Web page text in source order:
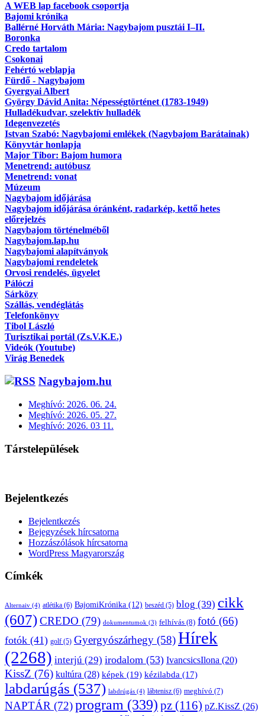
A WEB lap facebook csoportja
Bajomi krónika
Ballérné Horváth Mária: Nagybajom pusztái I–II.
Boronka
Credo tartalom
Csokonai
Fehértó weblapja
Fürdő - Nagybajom
Gyergyai Albert
György Dávid Anita: Népességtörténet (1783-1949)
Hulladékudvar, szelektív hulladék
Idegenvezetés
Istvan Szabó: Nagybajomi emlékek (Nagybajom Barátainak)
Könyvtár honlapja
Major Tibor: Bajom humora
Menetrend: autóbusz
Menetrend: vonat
Múzeum
Nagybajom időjárása
Nagybajom időjárása óránként, radarkép, kettő hetes
előrejelzés
Nagybajom történelméből
Nagybajom.lap.hu
Nagybajomi alapítványok
Nagybajomi rendeletek
Orvosi rendelés, ügyelet
Pálóczi
Sárközy
Szállás, vendéglátás
Telefonkönyv
Tibol László
Turisztikai portál (Zs.V.K.E.)
Videók (Youtube)
Virág Benedek
Nagybajom.hu
Meghívó: 2026. 06. 24.
Meghívó: 2026. 05. 27.
Meghívó: 2026. 03 11.
Társtelepülések
Bejelentkezés
Bejelentkezés
Bejegyzések hírcsatorna
Hozzászólások hírcsatorna
WordPress Magyarország
Címkék
Alternaiv (4) atlétika (6) BajomiKrónika (12) beszéd (5) blog (39) cikk
(607)CREDO (79) dokumentumok (3) felhívás (8) fotó (66)
fotók (41) golf (5) Gyergyószárhegy (58)Hírek
(2268) interjú (29) irodalom (53) IvancsicsIlona (20)
KissZ (76) kultúra (28) képek (19) kézilabda (17)
labdarúgás (537) labdrúgás (4) lábtenisz (6) meghívó (7)
NAPTÁR (72)program (339) pz (116) pZ.KissZ (26)